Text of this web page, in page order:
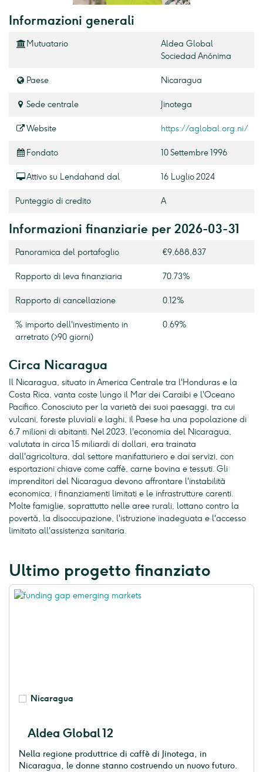
Informazioni generali
Mutuatario
Aldea Global
Sociedad Anónima
Paese Nicaragua
Sede centrale Jinotega
Website https://aglobal.org.ni/
Fondato 10 Settembre 1996
Attivo su Lendahand dal 16 Luglio 2024
Punteggio di credito A
Informazioni finanziarie per 2026-03-31
Panoramica del portafoglio €9,688,837
Rapporto di leva finanziaria 70.73%
Rapporto di cancellazione 0.12%
% importo dell'investimento in
arretrato (>90 giorni)
0.69%
Circa Nicaragua
Il Nicaragua, situato in America Centrale tra l'Honduras e la
Costa Rica, vanta coste lungo il Mar dei Caraibi e l'Oceano
Pacifico. Conosciuto per la varietà dei suoi paesaggi, tra cui
vulcani, foreste pluviali e laghi, il Paese ha una popolazione di
6,7 milioni di abitanti. Nel 2023, l'economia del Nicaragua,
valutata in circa 15 miliardi di dollari, era trainata
dall'agricoltura, dal settore manifatturiero e dai servizi, con
esportazioni chiave come caffè, carne bovina e tessuti. Gli
imprenditori del Nicaragua devono affrontare l'instabilità
economica, i finanziamenti limitati e le infrastrutture carenti.
Molte famiglie, soprattutto nelle aree rurali, lottano contro la
povertà, la disoccupazione, l'istruzione inadeguata e l'accesso
limitato all'assistenza sanitaria.
Ultimo progetto finanziato
Nicaragua
Aldea Global 12
Nella regione produttrice di caffè di Jinotega, in
Nicaragua, le donne stanno costruendo un nuovo futuro.